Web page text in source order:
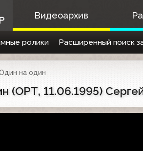
Видеоархив
ролики Расширенный поиск
на один
(ОРТ, 11.06.1995)